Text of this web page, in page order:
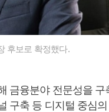
후보로 확정했다.
금융분야 전문성을 구
구축 등 디지털 중심